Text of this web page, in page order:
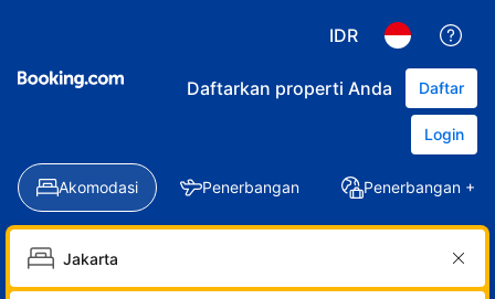
IDR
Daftarkan properti Anda Daftar
Login
Akomodasi Penerbangan Penerbangan +